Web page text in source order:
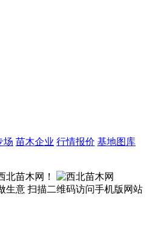
场 苗木企业 行情报价 基地图库
北苗木网！
生意 扫描二维码访问手机版网站